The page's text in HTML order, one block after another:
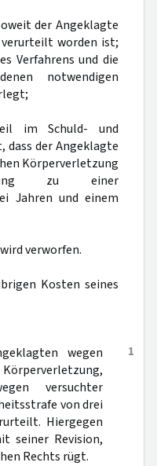
der Angeklagte
verurteilt worden ist;
Verfahrens und die
notwendigen
im Schuld- und
dass der Angeklagte
Körperverletzung
zu einer
Jahren und einem
verworfen.
Kosten seines
1
wegen
versuchter
von drei
Hiergegen
seiner Revision,
Rechts rügt.